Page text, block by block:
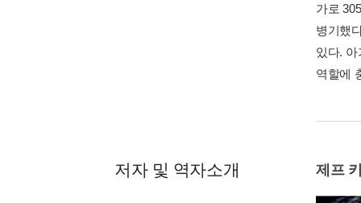
가로
병기했
있다.
역할에
저자 및 역자소개 제프